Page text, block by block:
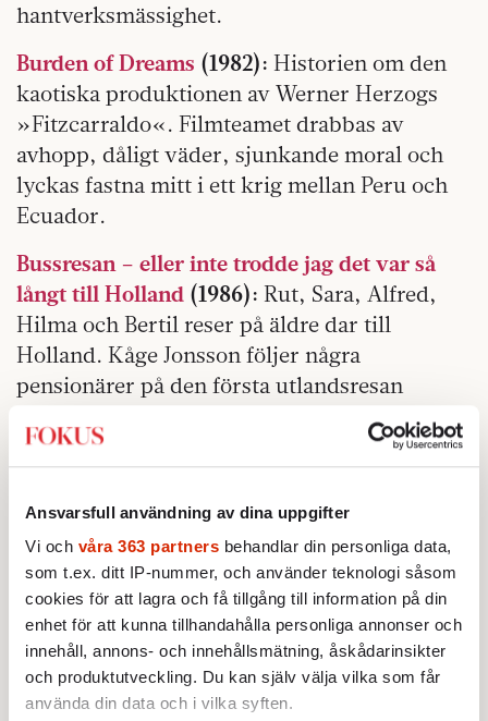
Ansvarsfull användning av dina uppgifter
Vi och våra 363 partners behandlar din personliga data,
som t.ex. ditt IP-nummer, och använder teknologi såsom
cookies för att lagra och få tillgång till information på din
enhet för att kunna tillhandahålla personliga annonser och
innehåll, annons- och innehållsmätning, åskådarinsikter
och produktutveckling. Du kan själv välja vilka som får
använda din data och i vilka syften.
hantverksmässighet.
Burden of Dreams (1982): ­Historien om den
kaotiska produktionen av Werner Herzogs
»Fitzcarraldo«. Filmteamet drabbas av
avhopp, dåligt väder, sjunkande moral och
lyckas fastna mitt i ett krig mellan Peru och
Ecuador.
Bussresan – eller inte trodde jag det var så
långt till Holland (1986): Rut, Sara, Alfred,
Hilma och Bertil reser på äldre dar till
Holland. Kåge Jonsson följer några
pensionärer på den första utlandsresan
Capturing the Friedmans(2003): Familjen
medelklassfamilj. Men en dag arresteras
pappan och yngsta sonen för hemska brott.
The Cove(2009):Obehagligt om den brutala
delfin­jakten i Japan. Några av delfinerna säljs
för miljonbelopp till djurparker för att
beundras av människan, men de allra flesta